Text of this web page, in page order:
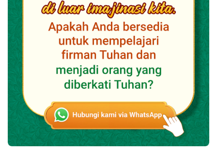
di atas bumi, dan mereka yang menentang-Nya akan
binasa selamanya. Ini akan memulihkan maksud-Nya
yang semula dalam menciptakan manusia; ini akan
memulihkan tujuan-Nya dalam menciptakan segala
sesuatu, dan ini juga akan memulihkan otoritas-Nya di
bumi, di antara segala sesuatu, dan di antara musuh-
musuh-Nya. Semua ini akan menjadi lambang
kemenangan telak-Nya. Sejak saat itu, manusia akan
masuk ke tempat perhentian dan memulai kehidupan
yang berada di jalur yang benar. Tuhan juga akan
masuk ke tempat perhentian kekal bersama manusia,